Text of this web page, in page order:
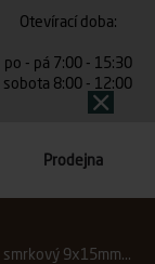
Otevírací doba:
po - pá 7:00 - 15:30
sobota 8:00 - 12:00
Prodejna
smrkový 9x15mm...